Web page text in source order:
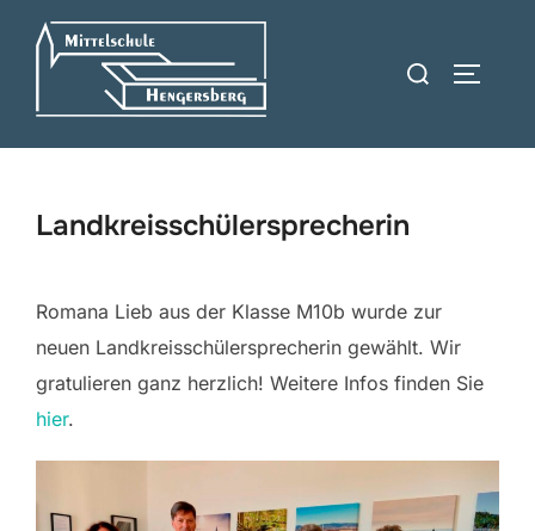
Inhalt
Suchen
Landkreisschülersprecherin
Romana Lieb aus der Klasse M10b wurde zur
neuen Landkreisschülersprecherin gewählt. Wir
gratulieren ganz herzlich! Weitere Infos finden Sie
hier.